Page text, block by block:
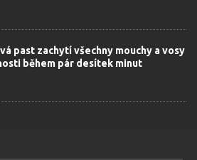
past zachytí všechny mouchy a vosy
během pár desítek minut